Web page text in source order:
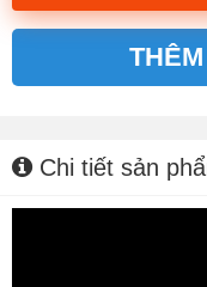
Chi tiết sản